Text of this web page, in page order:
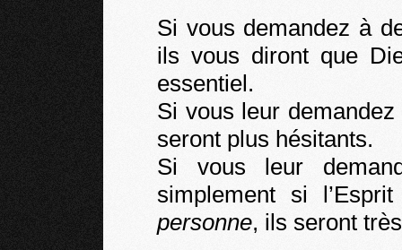
Si vous demandez à
ils vous diront que
essentiel.
Si vous leur
seront plus hésitants.
Si vous leur
simplement si
personne, ils seront